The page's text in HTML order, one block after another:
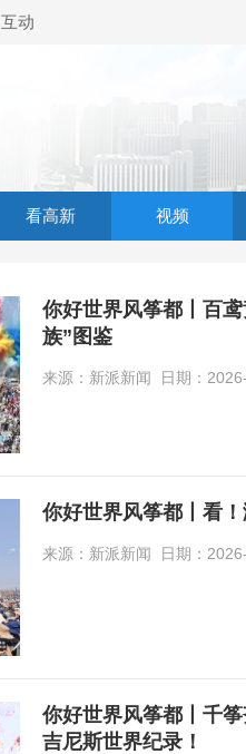
互动
看高新 视频
你好世界风筝都丨百
族”图鉴
来源：新派新闻 日期：
你好世界风筝都丨看
来源：新派新闻 日期：
你好世界风筝都丨千
吉尼斯世界纪录！